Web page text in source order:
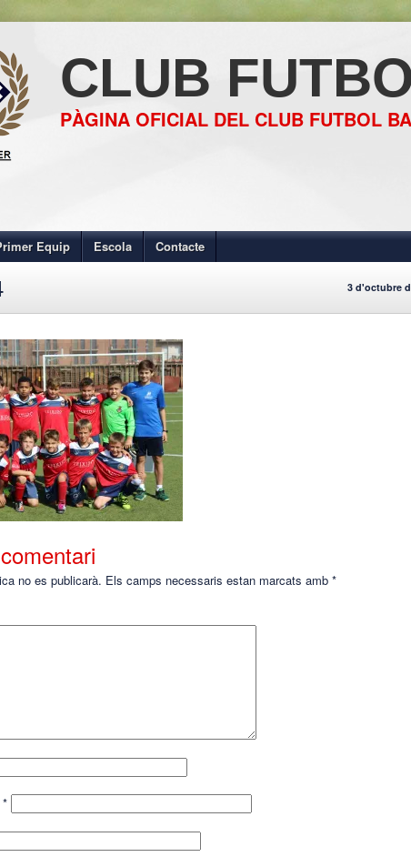
CLUB
PÀGINA OFICIAL DEL CLUB FUTBOL
Equip Escola Contacte
3 d'octubre
no es publicarà. Els camps necessaris estan marcats amb *
*